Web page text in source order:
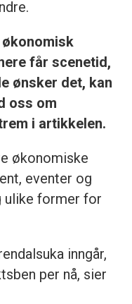
får scenetid,
ønsker det, kan
oss om
i artikkelen.
økonomiske
eventer og
ulike former for
inngår,
per nå, sier